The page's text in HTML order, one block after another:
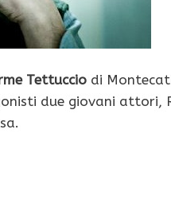
Tettuccio di
due giovani attori,